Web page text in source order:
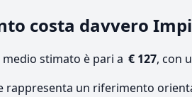
costa davvero
stimato è pari a € 127, con
rappresenta un riferimento